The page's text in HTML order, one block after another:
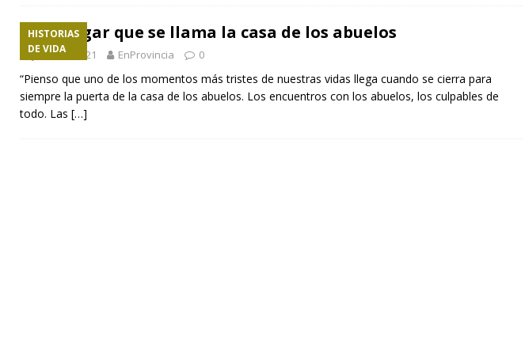
HISTORIAS
DE VIDA
Ese lugar que se llama la casa de los abuelos
junio 12, 2021 EnProvincia 0
“Pienso que uno de los momentos más tristes de nuestras vidas llega cuando se cierra para
siempre la puerta de la casa de los abuelos. Los encuentros con los abuelos, los culpables de
todo. Las […]